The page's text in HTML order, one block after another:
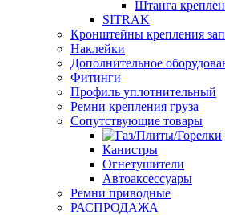
Штанга
SITRAK
Кронштейны крепления
Наклейки
Дополнительное
Фитинги
Профиль уплотнительный
Ремни крепления груза
Сопутствующие товары
Канистры
Огнетушители
Автоаксессуары
Ремни приводные
РАСПРОДАЖА